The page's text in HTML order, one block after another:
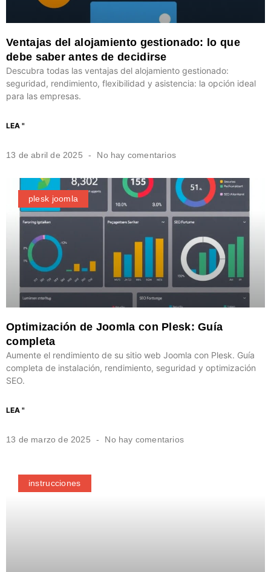
Ventajas del alojamiento gestionado: lo que
debe saber antes de decidirse
Descubra todas las ventajas del alojamiento gestionado:
seguridad, rendimiento, flexibilidad y asistencia: la opción ideal
para las empresas.
LEA "
13 de abril de 2025 No hay comentarios
plesk joomla
Optimización de Joomla con Plesk: Guía
completa
Aumente el rendimiento de su sitio web Joomla con Plesk. Guía
completa de instalación, rendimiento, seguridad y optimización
SEO.
LEA "
13 de marzo de 2025 No hay comentarios
instrucciones